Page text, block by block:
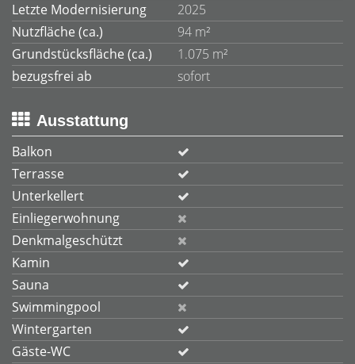
Letzte Modernisierung
2025
Nutzfläche (ca.)
94 m²
Grundstücksfläche (ca.)
1.075 m²
bezugsfrei ab
sofort
Ausstattung
Balkon
Terrasse
Unterkellert
Einliegerwohnung
Denkmalgeschützt
Kamin
Sauna
Swimmingpool
Wintergarten
Gäste-WC